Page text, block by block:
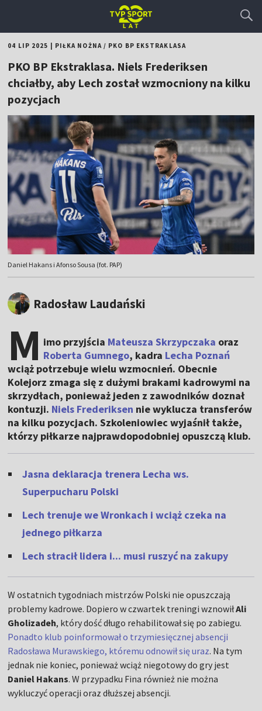
04 LIP 2025 PIŁKA NOŻNA/ PKO BP EKSTRAKLASA
PKO BP Ekstraklasa. Niels Frederiksen
chciałby, aby Lech został wzmocniony na kilku
pozycjach
Daniel Hakans i Afonso Sousa (fot. PAP)
Radosław Laudański
M imo przyjścia Mateusza Skrzypczaka oraz
Roberta Gumnego, kadra Lecha Poznań
wciąż potrzebuje wielu wzmocnień. Obecnie
Kolejorz zmaga się z dużymi brakami kadrowymi na
skrzydłach, ponieważ jeden z zawodników doznał
kontuzji. Niels Frederiksen nie wyklucza transferów
na kilku pozycjach. Szkoleniowiec wyjaśnił także,
którzy piłkarze najprawdopodobniej opuszczą klub.
Jasna deklaracja trenera Lecha ws.
Superpucharu Polski
Lech trenuje we Wronkach i wciąż czeka na
jednego piłkarza
Lech stracił lidera i... musi ruszyć na zakupy
W ostatnich tygodniach mistrzów Polski nie opuszczają
problemy kadrowe. Dopiero w czwartek treningi wznowiłAli
Gholizadeh, który dość długo rehabilitował się po zabiegu.
Ponadto klub poinformował o trzymiesięcznej absencji
Radosława Murawskiego, któremu odnowił się uraz. Na tym
jednak nie koniec, ponieważ wciąż niegotowy do gry jest
Daniel Hakans. W przypadku Fina również nie można
wykluczyć operacji oraz dłuższej absencji.